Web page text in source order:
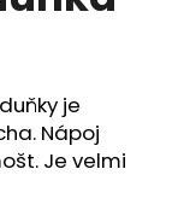
je
Nápoj
Je velmi